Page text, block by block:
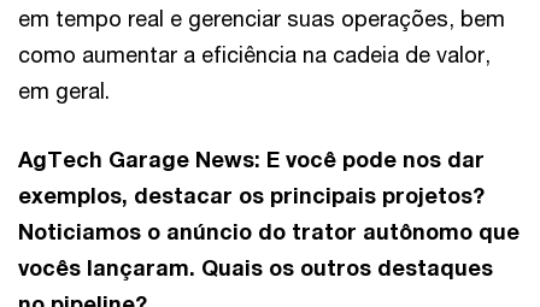
em tempo real e gerenciar suas operações, bem
como aumentar a eficiência na cadeia de valor,
em geral.
AgTech Garage News: E você pode nos dar
exemplos, destacar os principais projetos?
Noticiamos o anúncio do trator autônomo que
vocês lançaram. Quais os outros destaques